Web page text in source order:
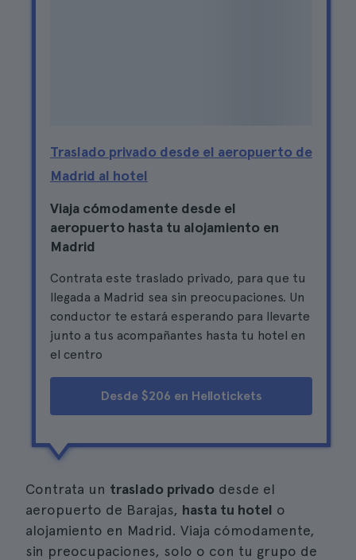
Traslado privado desde el aeropuerto de
Madrid al hotel
Viaja cómodamente desde el
aeropuerto hasta tu alojamiento en
Madrid
Contrata este traslado privado, para que tu
llegada a Madrid sea sin preocupaciones. Un
conductor te estará esperando para llevarte
junto a tus acompañantes hasta tu hotel en
el centro
Desde $206 en Hellotickets
Contrata un traslado privado desde el
aeropuerto de Barajas, hasta tu hotel o
alojamiento en Madrid. Viaja cómodamente,
sin preocupaciones, solo o con tu grupo de